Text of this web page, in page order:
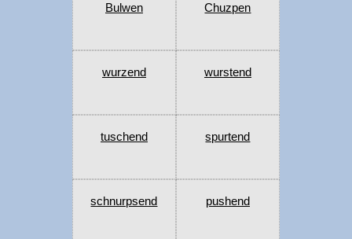
Bulwen Chuzpen
wurzend wurstend
tuschend spurtend
schnurpsend pushend